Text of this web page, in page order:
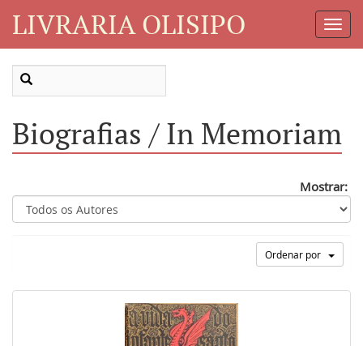
LIVRARIA OLISIPO
Biografias / In Memoriam
Mostrar:
Ordenar por